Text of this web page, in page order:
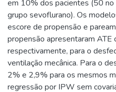
em 10% dos pacientes (50
grupo sevoflurano). Os
escore de propensão e
propensão apresentaram
respectivamente, para o
ventilação mecânica. Para o
2% e 2,9% para os mesmos
regressão por IPW sem